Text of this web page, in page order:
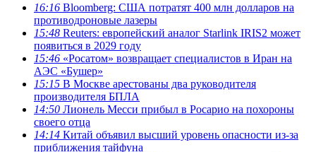
16:16 Bloomberg: США потратят 400 млн долларов на
противодроновые лазеры
15:48 Reuters: европейский аналог Starlink IRIS2 может
появиться в 2029 году
15:46 «Росатом» возвращает специалистов в Иран на
АЭС «Бушер»
15:15 В Москве арестованы два руководителя
производителя БПЛА
14:50 Лионель Месси прибыл в Росарио на похороны
своего отца
14:14 Китай объявил высший уровень опасности из-за
приближения тайфуна